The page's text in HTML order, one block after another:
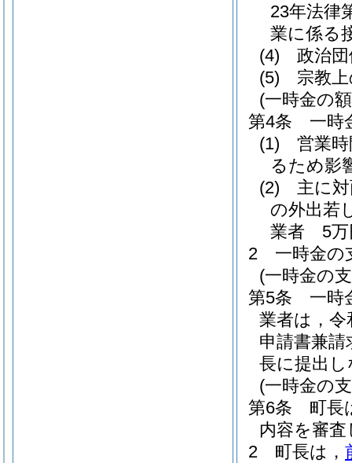
23年法律
業に係る
(4)
政治
(5)
宗教
(一時金の
第4条
一時
(1)
営業
るため影
(2)
主に
の外出若
業者 5万
2
一時金の
(一時金の
第5条
一時
業者は，令
申請書兼請
長に提出
(一時金の
第6条
町長
内容を審
2
町長は，